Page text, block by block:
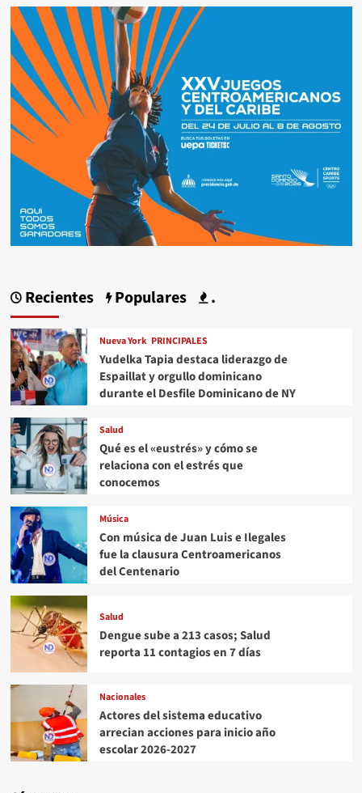
Recientes Populares .
Nueva York PRINCIPALES
Yudelka Tapia destaca liderazgo de
Espaillat y orgullo dominicano
durante el Desfile Dominicano de NY
Salud
Qué es el «eustrés» y cómo se
relaciona con el estrés que
conocemos
Música
Con música de Juan Luis e Ilegales
fue la clausura Centroamericanos
del Centenario
Salud
Dengue sube a 213 casos; Salud
reporta 11 contagios en 7 días
Nacionales
Actores del sistema educativo
arrecian acciones para inicio año
escolar 2026-2027